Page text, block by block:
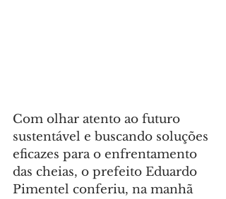
Com olhar atento ao futuro
sustentável e buscando soluções
eficazes para o enfrentamento
das cheias, o prefeito Eduardo
Pimentel conferiu, na manhã